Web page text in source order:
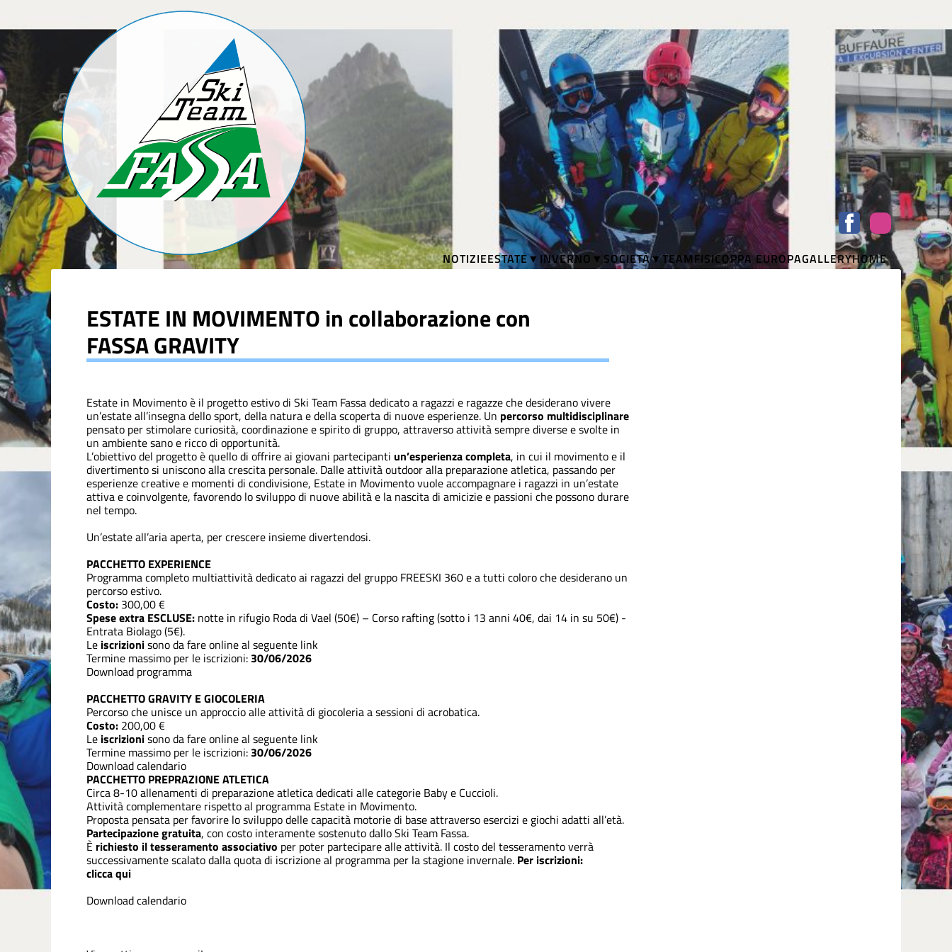
NOTIZIEESTATE INVERNO SOCIETÀ TEAMFISICOPPA EUROPAGALLERYHOME
ESTATE IN MOVIMENTO in collaborazione con
FASSA GRAVITY
Estate in Movimento è il progetto estivo di Ski Team Fassa dedicato a ragazzi e ragazze che desiderano vivere
un’estate all’insegna dello sport, della natura e della scoperta di nuove esperienze. Un percorso multidisciplinare
pensato per stimolare curiosità, coordinazione e spirito di gruppo, attraverso attività sempre diverse e svolte in
un ambiente sano e ricco di opportunità.
L’obiettivo del progetto è quello di offrire ai giovani partecipanti un’esperienza completa, in cui il movimento e il
divertimento si uniscono alla crescita personale. Dalle attività outdoor alla preparazione atletica, passando per
esperienze creative e momenti di condivisione, Estate in Movimento vuole accompagnare i ragazzi in un’estate
attiva e coinvolgente, favorendo lo sviluppo di nuove abilità e la nascita di amicizie e passioni che possono durare
nel tempo.
Un’estate all’aria aperta, per crescere insieme divertendosi.
PACCHETTO EXPERIENCE
Programma completo multiattività dedicato ai ragazzi del gruppo FREESKI 360 e a tutti coloro che desiderano un
percorso estivo.
Costo: 300,00 €
Spese extra ESCLUSE: notte in rifugio Roda di Vael (50€) – Corso rafting (sotto i 13 anni 40€, dai 14 in su 50€) -
Entrata Biolago (5€).
Le iscrizionisono da fare online al seguente link
Termine massimo per le iscrizioni: 30/06/2026
Download programma
PACCHETTO GRAVITY E GIOCOLERIA
Percorso che unisce un approccio alle attività di giocoleria a sessioni di acrobatica.
Costo: 200,00 €
Le iscrizionisono da fare online al seguente link
Termine massimo per le iscrizioni: 30/06/2026
Download calendario
PACCHETTO PREPRAZIONE ATLETICA
Circa 8-10 allenamenti di preparazione atletica dedicati alle categorie Baby e Cuccioli.
Attività complementare rispetto al programma Estate in Movimento.
Proposta pensata per favorire lo sviluppo delle capacità motorie di base attraverso esercizi e giochi adatti all’età.
Partecipazione gratuita, con costo interamente sostenuto dallo Ski Team Fassa.
È richiesto il tesseramento associativo per poter partecipare alle attività. Il costo del tesseramento verrà
successivamente scalato dalla quota di iscrizione al programma per la stagione invernale. Per iscrizioni:
clicca qui
Download calendario